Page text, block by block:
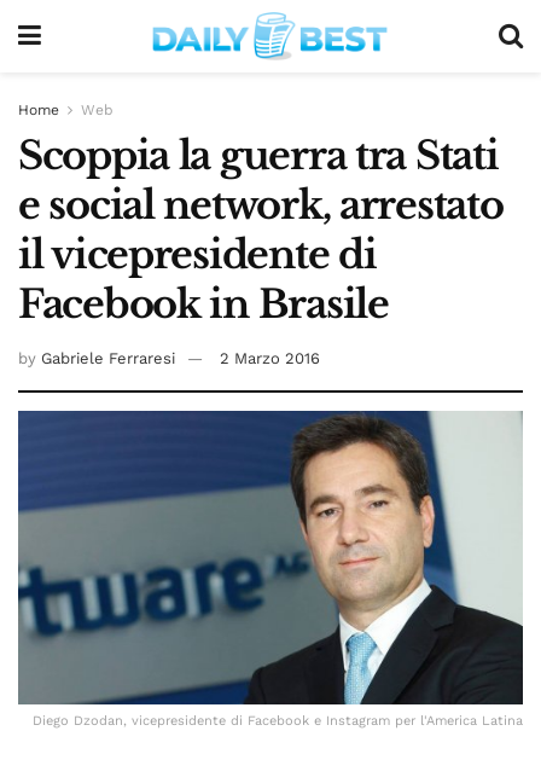
Home Web
Scoppia la guerra tra Stati
e social network, arrestato
il vicepresidente di
Facebook in Brasile
by Gabriele Ferraresi 2 Marzo 2016
Diego Dzodan, vicepresidente di Facebook e Instagram per l'America Latina